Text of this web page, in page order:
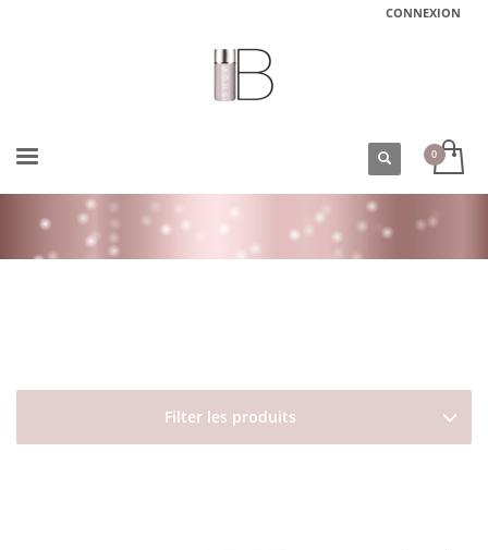
CONNEXION
Filter les produits